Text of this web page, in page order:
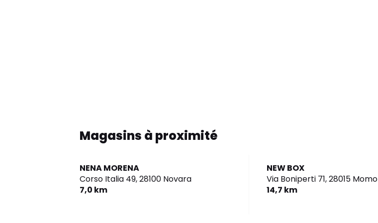
Magasins à proximité
NENA MORENA
Corso Italia 49,28100 Novara
7,0 km
NEW BOX
Via Boniperti 71,28015 Momo
14,7 km